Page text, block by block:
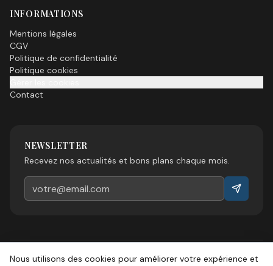
INFORMATIONS
Mentions légales
CGV
Politique de confidentialité
Politique cookies
Contact
NEWSLETTER
Recevez nos actualités et bons plans chaque mois.
Nous utilisons des cookies pour améliorer votre expérience et